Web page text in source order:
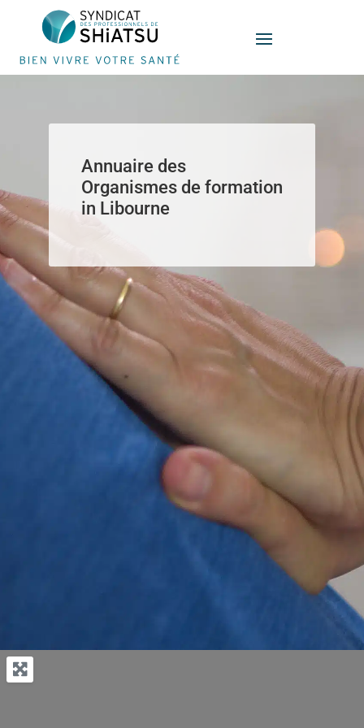
Annuaire des
Organismes de formation
in Libourne
Panneau de gestion des cookies